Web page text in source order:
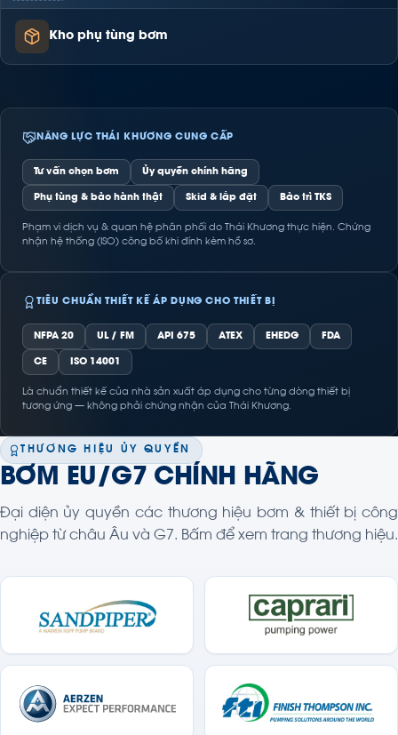
Kho phụ tùng bơm
NĂNG LỰC THÁI KHƯƠNG CUNG CẤP
Tư vấn chọn bơm Ủy quyền chính hãng
Phụ tùng & bảo hành thật Skid & lắp đặt Bảo trì TKS
Phạm vi dịch vụ & quan hệ phân phối do Thái Khương thực hiện. Chứng
nhận hệ thống (ISO) công bố khi đính kèm hồ sơ.
TIÊU CHUẨN THIẾT KẾ ÁP DỤNG CHO THIẾT BỊ
NFPA 20 UL / FM API 675 ATEX EHEDG FDA
CE ISO 14001
Là chuẩn thiết kế của nhà sản xuất áp dụng cho từng dòng thiết bị
tương ứng — không phải chứng nhận của Thái Khương.
THƯƠNG HIỆU ỦY QUYỀN
BƠM EU/G7 CHÍNH HÃNG
Đại diện ủy quyền các thương hiệu bơm & thiết bị công
nghiệp từ châu Âu và G7. Bấm để xem trang thương hiệu.